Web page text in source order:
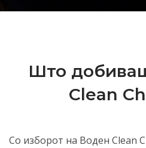
Што
Clean
Со изборот на Воден Clean